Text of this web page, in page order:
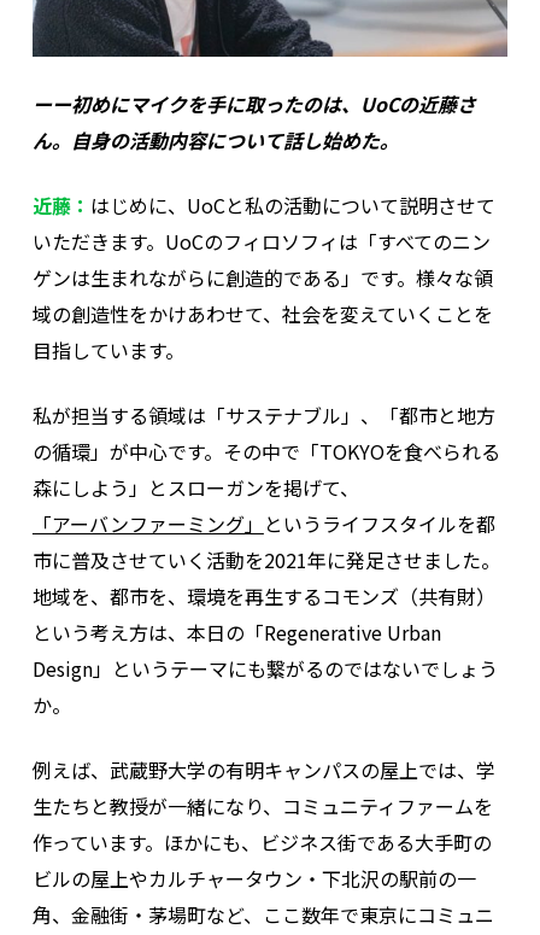
ーー初めにマイクを手に取ったのは、UoCの近藤さ
ん。自身の活動内容について話し始めた。
近藤： はじめに、UoCと私の活動について説明させて
いただきます。UoCのフィロソフィは「すべてのニン
ゲンは生まれながらに創造的である」です。様々な領
域の創造性をかけあわせて、社会を変えていくことを
目指しています。
私が担当する領域は「サステナブル」、「都市と地方
の循環」が中心です。その中で「TOKYOを食べられる
森にしよう」とスローガンを掲げて、
「アーバンファーミング」 というライフスタイルを都
市に普及させていく活動を2021年に発足させました。
地域を、都市を、環境を再生するコモンズ（共有財）
という考え方は、本日の「Regenerative Urban
Design」というテーマにも繋がるのではないでしょう
か。
例えば、武蔵野大学の有明キャンパスの屋上では、学
生たちと教授が一緒になり、コミュニティファームを
作っています。ほかにも、ビジネス街である大手町の
ビルの屋上やカルチャータウン・下北沢の駅前の一
角、金融街・茅場町など、ここ数年で東京にコミュニ